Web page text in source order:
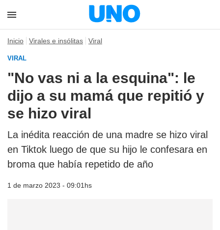
Inicio Virales e insólitas Viral
VIRAL
"No vas ni a la esquina": le
dijo a su mamá que repitió y
se hizo viral
La inédita reacción de una madre se hizo viral
en Tiktok luego de que su hijo le confesara en
broma que había repetido de año
1 de marzo 2023 - 09:01hs